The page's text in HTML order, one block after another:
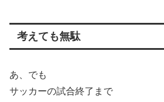
考えても無駄
あ、でも
サッカーの試合終了まで